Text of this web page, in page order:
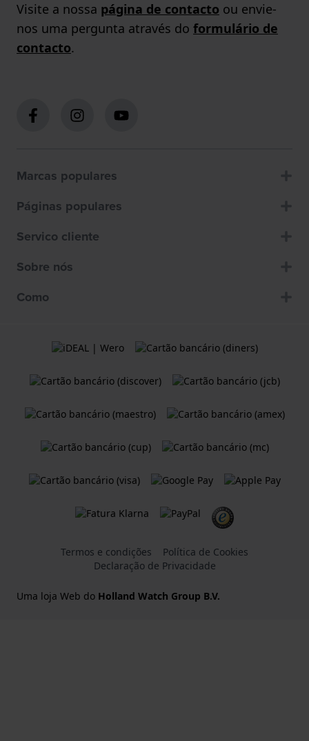
Visite a nossa página de contacto ou envie-
nos uma pergunta através do formulário de
contacto.
Marcas populares
Páginas populares
Servico cliente
Sobre nós
Como
Termos e condições
Política de Cookies
Declaração de Privacidade
Uma loja Web do Holland Watch Group B.V.